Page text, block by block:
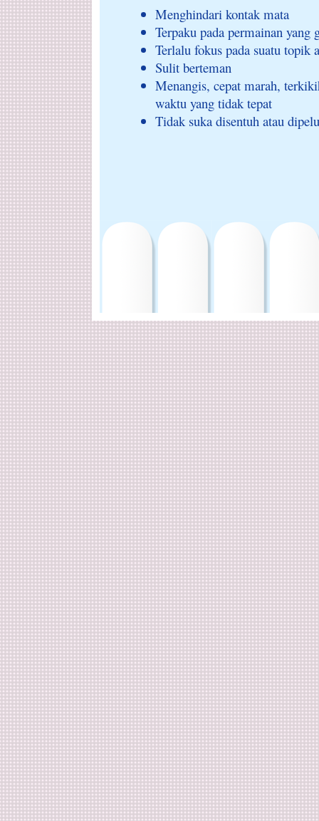
Menghindari kontak mata
Terpaku pada permainan yang
Terlalu fokus pada suatu topik
Sulit berteman
Menangis, cepat marah,
waktu yang tidak tepat
Tidak suka disentuh atau